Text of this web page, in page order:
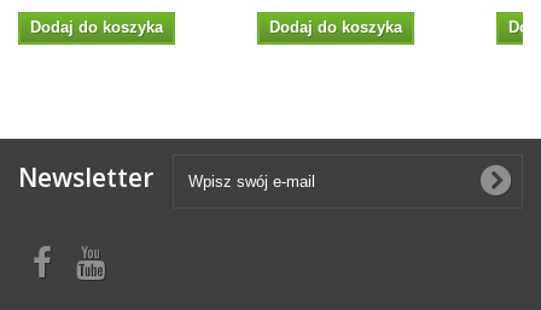
Dodaj do koszyka Dodaj do koszyka
Newsletter